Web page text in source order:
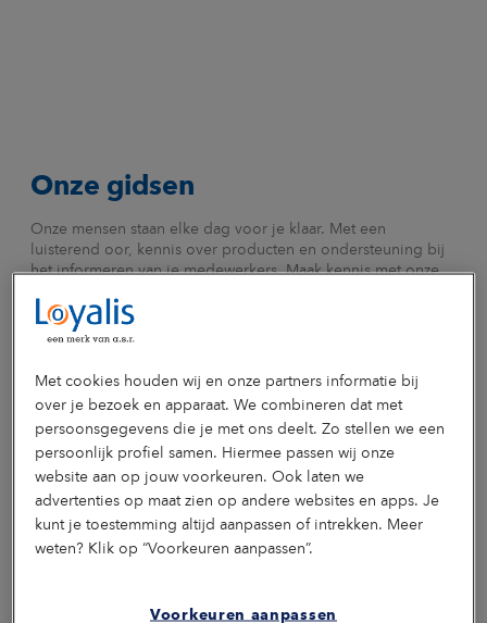
Onze gidsen
Onze mensen staan elke dag voor je klaar. Met een
luisterend oor, kennis over producten en ondersteuning bij
het informeren van je medewerkers. Maak kennis met onze
Daniëlla
Specialist
Procesbeheersing
ClaimbehandelaarProductmanagerBusiness-
& Data-
analist
Met cookies houden wij en onze partners informatie bij
over je bezoek en apparaat. We combineren dat met
persoonsgegevens die je met ons deelt. Zo stellen we een
persoonlijk profiel samen. Hiermee passen wij onze
website aan op jouw voorkeuren. Ook laten we
advertenties op maat zien op andere websites en apps. Je
kunt je toestemming altijd aanpassen of intrekken. Meer
weten? Klik op “Voorkeuren aanpassen”.
Voorkeuren aanpassen